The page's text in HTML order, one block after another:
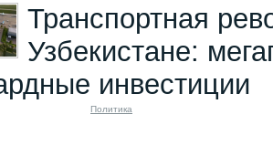
Транспортная
Узбекистане:
инвестиции
Политика